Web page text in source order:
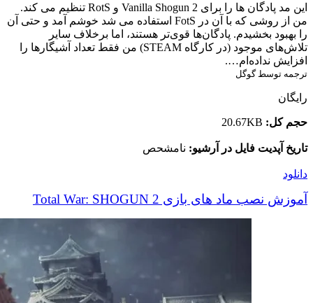
این مد پادگان ها را برای Vanilla Shogun 2 و RotS تنظیم می کند.
من از روشی که با آن در FotS استفاده می شد خوشم آمد و حتی آن
را بهبود بخشیدم. پادگان‌ها قوی‌تر هستند، اما برخلاف سایر
تلاش‌های موجود (در کارگاه STEAM) من فقط تعداد آشیگارها را
افزایش نداده‌ام….
ترجمه توسط گوگل
رایگان
حجم کل: 20.67KB
تاریخ آپدیت فایل در آرشیو: نامشحص
دانلود
آموزش نصب ماد های بازی Total War: SHOGUN 2